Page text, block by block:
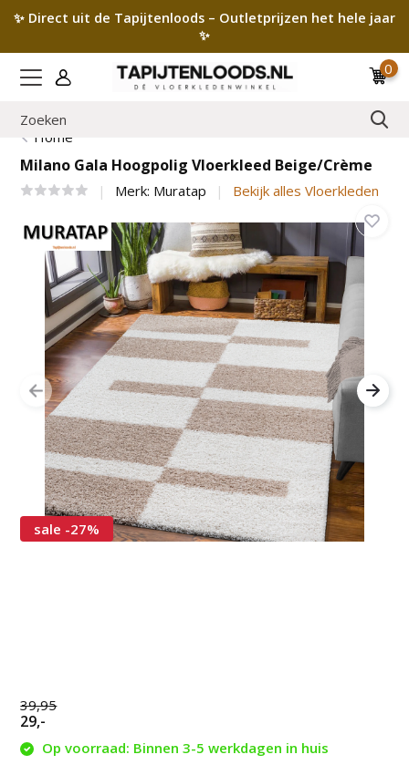
✨ Direct uit de Tapijtenloods – Outletprijzen het hele jaar
✨
0
Home
Milano Gala Hoogpolig Vloerkleed Beige/Crème
Merk: Muratap Bekijk alles Vloerkleden
sale -27%
39,95
29,-
Op voorraad: Binnen 3-5 werkdagen in huis